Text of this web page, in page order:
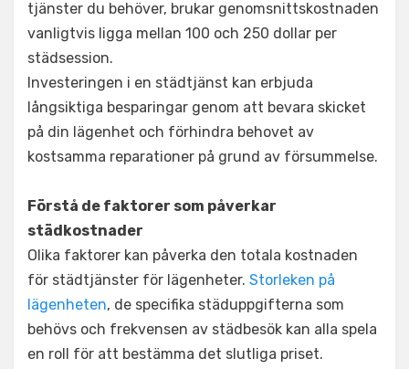
tjänster du behöver, brukar genomsnittskostnaden
vanligtvis ligga mellan 100 och 250 dollar per
städsession.
Investeringen i en städtjänst kan erbjuda
långsiktiga besparingar genom att bevara skicket
på din lägenhet och förhindra behovet av
kostsamma reparationer på grund av försummelse.
Förstå de faktorer som påverkar
städkostnader
Olika faktorer kan påverka den totala kostnaden
för städtjänster för lägenheter. Storleken på
lägenheten, de specifika städuppgifterna som
behövs och frekvensen av städbesök kan alla spela
en roll för att bestämma det slutliga priset.